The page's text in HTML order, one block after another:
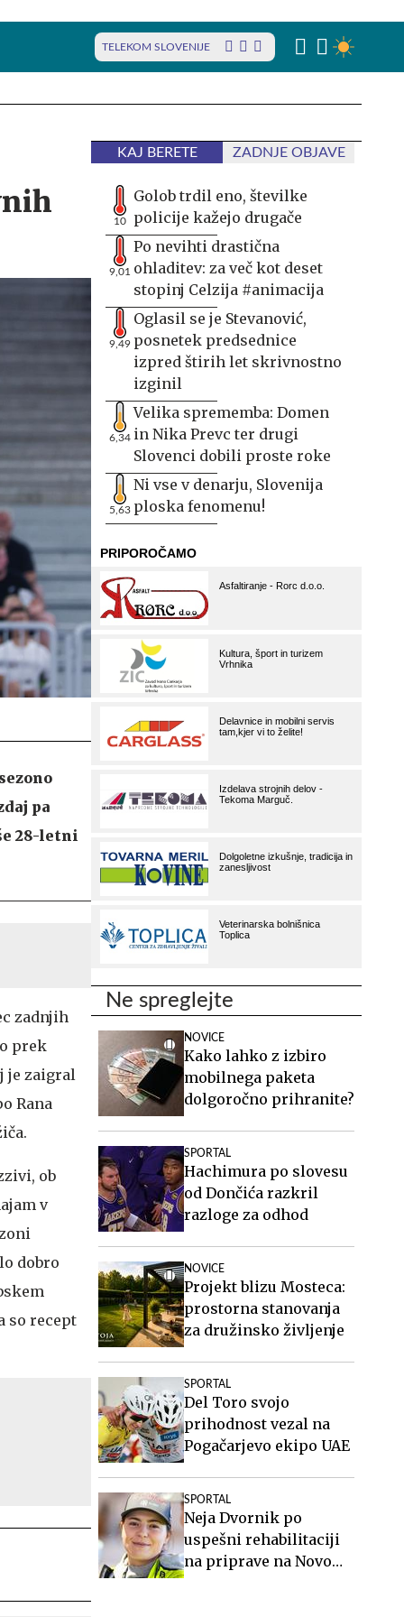
TELEKOM SLOVENIJE
pa
28-letni
zadnjih
prek
je zaigral
Rana
ob
v
dobro
so recept
KAJ BERETE ZADNJE OBJAVE
10
Golob trdil eno, številke
policije kažejo drugače
9,01
Po nevihti drastična
ohladitev: za več kot deset
stopinj Celzija #animacija
9,49
Oglasil se je Stevanović,
posnetek predsednice
izpred štirih let skrivnostno
izginil
6,34
Velika sprememba: Domen
in Nika Prevc ter drugi
Slovenci dobili proste roke
5,63
Ni vse v denarju, Slovenija
ploska fenomenu!
Ne spreglejte
NOVICE
Kako lahko z izbiro
mobilnega paketa
dolgoročno prihranite?
SPORTAL
Hachimura po slovesu
od Dončića razkril
razloge za odhod
NOVICE
Projekt blizu Mosteca:
prostorna stanovanja
za družinsko življenje
SPORTAL
Del Toro svojo
prihodnost vezal na
Pogačarjevo ekipo UAE
SPORTAL
Neja Dvornik po
uspešni rehabilitaciji
na priprave na Novo